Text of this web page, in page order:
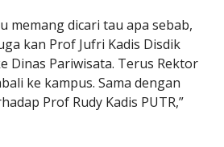
memang dicari tau apa sebab,
kan Prof Jufri Kadis Disdik
Dinas Pariwisata. Terus Rektor
ke kampus. Sama dengan
Prof Rudy Kadis PUTR,”